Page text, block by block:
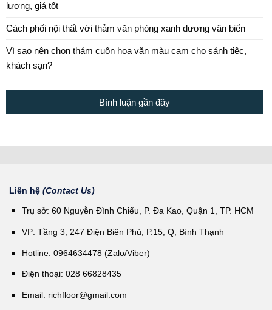
lượng, giá tốt
Cách phối nội thất với thảm văn phòng xanh dương vân biển
Vì sao nên chọn thảm cuộn hoa văn màu cam cho sảnh tiệc,
khách sạn?
Bình luận gần đây
Liên hệ (Contact Us)
Trụ sở: 60 Nguyễn Đình Chiểu, P. Đa Kao, Quận 1, TP. HCM
VP: Tầng 3, 247 Điện Biên Phủ, P.15, Q, Bình Thạnh
Hotline: 0964634478 (Zalo/Viber)
Điện thoại: 028 66828435
Email: richfloor@gmail.com